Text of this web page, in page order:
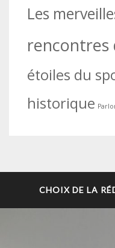
Les
rencontres
étoiles du
historique
CHOIX DE LA